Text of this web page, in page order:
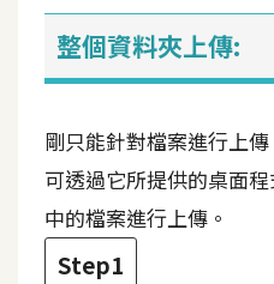
空
間
網
頁
設
計
整個資料夾上傳:
剛只能針對檔案進行上
可透過它所提供的桌面
中的檔案進行上傳。
Step1